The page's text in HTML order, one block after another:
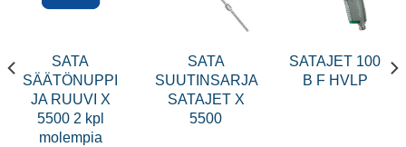
SATA
SÄÄTÖNUPPI
JA RUUVI X
5500 2 kpl
molempia
SATA
SUUTINSARJA
SATAJET X
5500
SATAJET 100
B F HVLP